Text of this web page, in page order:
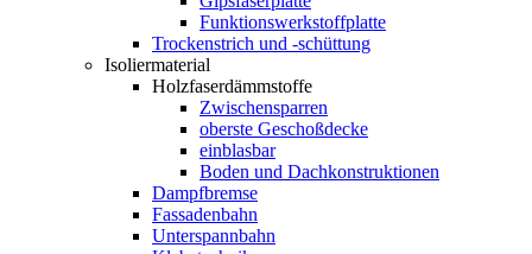
Funktionswerkstoffplatte
Trockenstrich und -schüttung
Isoliermaterial
Holzfaserdämmstoffe
Zwischensparren
oberste Geschoßdecke
einblasbar
Boden und Dachkonstruktionen
Dampfbremse
Fassadenbahn
Unterspannbahn